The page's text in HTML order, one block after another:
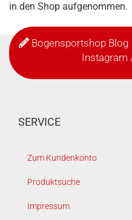
in den Shop aufgenommen.
Bogensportshop Blog
Instagram
SERVICE
Zum Kundenkonto
Produktsuche
Impressum